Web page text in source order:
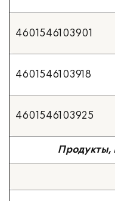
4601546103901
4601546103918
4601546103925
Продукты,